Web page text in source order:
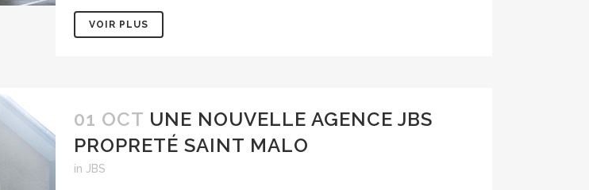
VOIR PLUS
01 OCT UNE NOUVELLE AGENCE JBS
PROPRETÉ SAINT MALO
in JBS